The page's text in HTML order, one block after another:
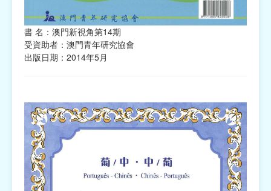
書 名：澳門新視角第14期
受資助者：澳門青年研究協會
出版日期：2014年5月